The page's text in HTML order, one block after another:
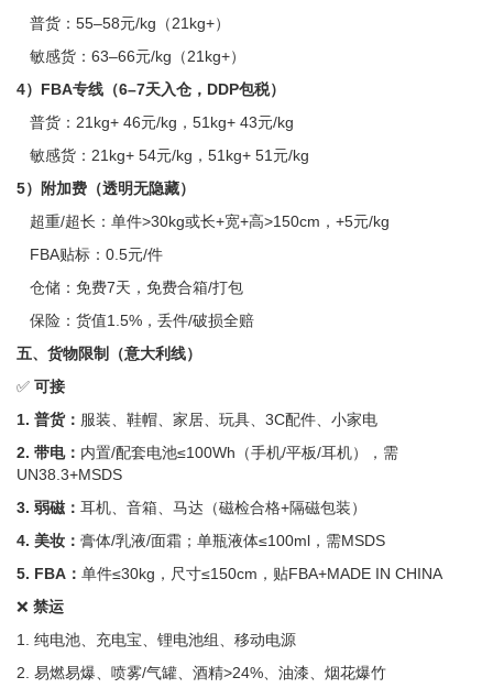
普货：55–58元/kg（21kg+）
敏感货：63–66元/kg（21kg+）
4）FBA专线（6–7天入仓，DDP包税）
普货：21kg+ 46元/kg，51kg+ 43元/kg
敏感货：21kg+ 54元/kg，51kg+ 51元/kg
5）附加费（透明无隐藏）
超重/超长：单件>30kg或长+宽+高>150cm，+5元/kg
FBA贴标：0.5元/件
仓储：免费7天，免费合箱/打包
保险：货值1.5%，丢件/破损全赔
五、货物限制（意大利线）
✅ 可接
1. 普货： 服装、鞋帽、家居、玩具、3C配件、小家电
2. 带电： 内置/配套电池≤100Wh（手机/平板/耳机），需
UN38.3+MSDS
3. 弱磁： 耳机、音箱、马达（磁检合格+隔磁包装）
4. 美妆： 膏体/乳液/面霜；单瓶液体≤100ml，需MSDS
5. FBA： 单件≤30kg，尺寸≤150cm，贴FBA+MADE IN CHINA
❌ 禁运
1. 纯电池、充电宝、锂电池组、移动电源
2. 易燃易爆、喷雾/气罐、酒精>24%、油漆、烟花爆竹